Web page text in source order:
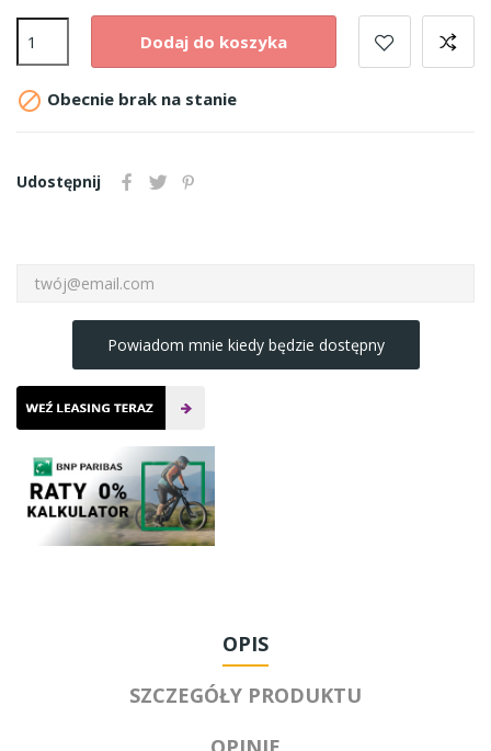
Dodaj do koszyka
 Obecnie brak na stanie
Udostępnij
Powiadom mnie kiedy będzie dostępny
OPIS
SZCZEGÓŁY PRODUKTU